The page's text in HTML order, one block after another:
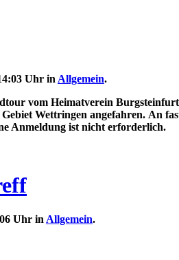
Uhr in Allgemein.
vom Heimatverein
Wettringen angefahren. An
Anmeldung ist nicht erforderlich.
Uhr in Allgemein.